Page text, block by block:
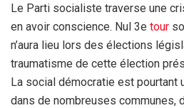
Le Parti socialiste traverse une
en avoir conscience. Nul 3e tour
n’aura lieu lors des élections
traumatisme de cette élection
La social démocratie est pourtant
dans de nombreuses communes,